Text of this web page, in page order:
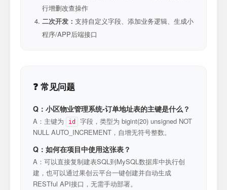
行增删改查操作
二次开发： 支持自定义字段、添加业务逻辑、生成小
程序/APP后端接口
❓ 常见问题
Q：小区物业管理系统-订单地址表的主键是什么？
A：主键为 id
字段，类型为 bigint(20) unsigned NOT
NULL AUTO_INCREMENT，自增无符号整数。
Q：如何在项目中使用这张表？
A：可以直接复制建表SQL到MySQL数据库中执行创
建，也可以通过果创云平台一键创建并自动生成
RESTful API接口，无需手动部署。